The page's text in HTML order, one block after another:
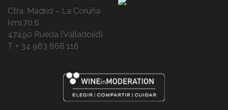
Ctra. Madrid – La Coruña
km170,6
47490 Rueda (Valladolid)
T + 34 983 868 116